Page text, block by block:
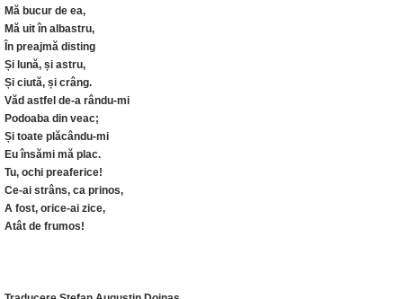
Mă bucur de ea,
Mă uit în albastru,
În preajmă disting
Și lună, și astru,
Și ciută, și crâng.
Văd astfel de-a rându-mi
Podoaba din veac;
Și toate plăcându-mi
Eu însămi mă plac.
Tu, ochi preaferice!
Ce-ai strâns, ca prinos,
A fost, orice-ai zice,
Atât de frumos!